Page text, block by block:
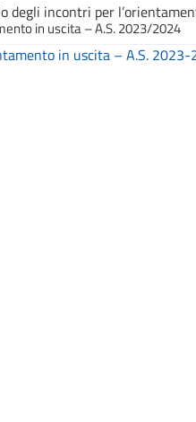
degli incontri per
in uscita – A.S. 2023/2024
in uscita – A.S.